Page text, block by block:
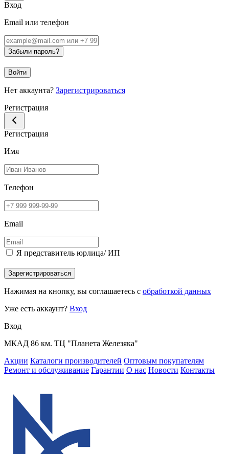
Вход
Email или телефон
Забыли пароль?
Войти
Нет аккаунта? Зарегистрироваться
Регистрация
Регистрация
Имя
Телефон
Email
Я представитель юрлица/ ИП
Зарегистрироваться
Нажимая на кнопку, вы соглашаетесь с обработкой данных
Уже есть аккаунт? Вход
Вход
МКАД 86 км. ТЦ "Планета Железяка"
Акции Каталоги производителей Оптовым покупателям
Ремонт и обслуживание Гарантии О нас Новости Контакты